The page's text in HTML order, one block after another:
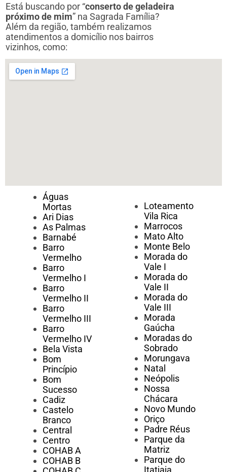
Está buscando por “conserto de geladeira
próximo de mim” na Sagrada Família?
Além da região, também realizamos
atendimentos a domicílio nos bairros
vizinhos, como:
Águas
Mortas
Ari Dias
As Palmas
Barnabé
Barro
Vermelho
Barro
Vermelho I
Barro
Vermelho II
Barro
Vermelho III
Barro
Vermelho IV
Bela Vista
Bom
Princípio
Bom
Sucesso
Cadiz
Castelo
Branco
Central
Centro
COHAB A
COHAB B
Loteamento
Vila Rica
Marrocos
Mato Alto
Monte Belo
Morada do
Vale I
Morada do
Vale II
Morada do
Vale III
Morada
Gaúcha
Moradas do
Sobrado
Morungava
Natal
Neópolis
Nossa
Chácara
Novo Mundo
Oriço
Padre Réus
Parque da
Matriz
Parque do